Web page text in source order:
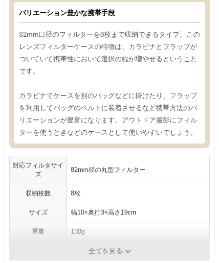
バリエーション豊かな携帯手段
82mm口径のフィルターを8枚まで収納できるタイプ。この
レンズフィルターケースの特徴は、カラビナとフラップが
ついていて携帯性において選択の幅が増やせるということ
です。
カラビナでケースを別のバッグなどに掛けたり、フラップ
を利用してバッグのベルトに装着させるなど携帯方法のバ
リエーションが豊富になります。アウトドア撮影にフィル
ターを使うときなどのケースとして使いやすいでしょう。
対応フィルタサイ
ズ
82mm径の丸型フィルター
収納枚数 8枚
サイズ 幅10×奥行3×高さ19cm
重量 130g
全てを見る